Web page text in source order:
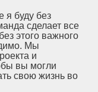
я буду без
сделает все
этого важного
Мы
и
вы могли
свою жизнь во